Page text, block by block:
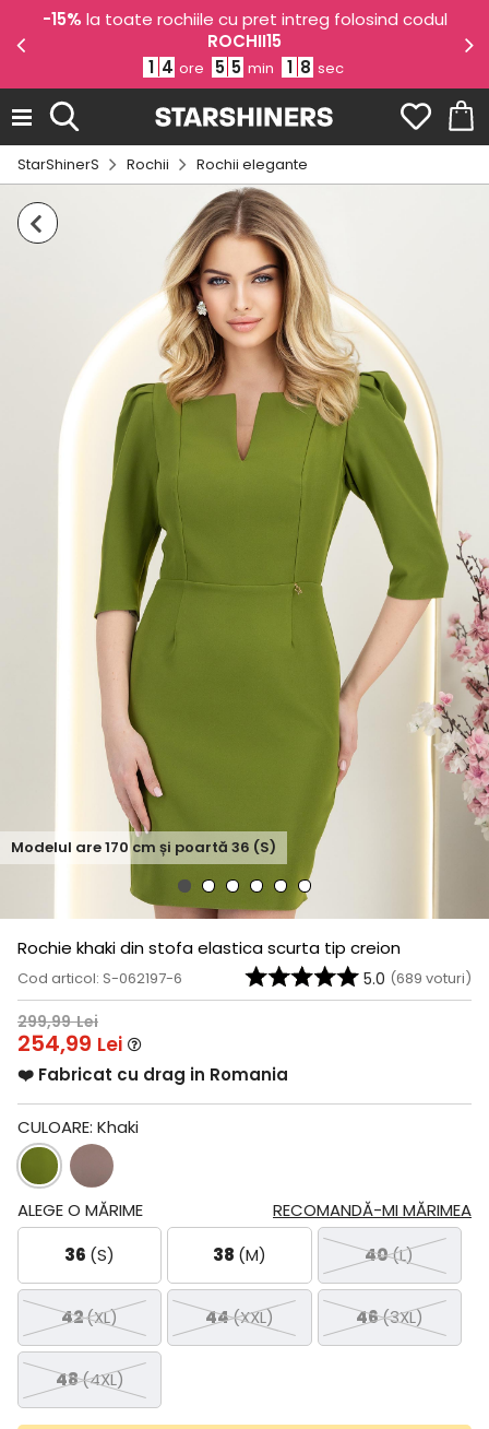
-15% la toate rochiile cu pret intreg folosind codul
ROCHII15
1 4 ore 5 5 min 1 8 sec
StarShinerS Rochii Rochii elegante
Modelul are170cm și poartă 36 (S)
Rochie khaki din stofa elastica scurta tip creion
Cod articol: S-062197-6 5.0 (689 voturi)
299,99 Lei
254,99 Lei
❤️ Fabricat cu drag in Romania
CULOARE: Khaki
RECOMANDĂ-MI MĂRIMEA
ALEGE O MĂRIME
36 (S) 38 (M) 40(L)
42(XL) 44(XXL) 46(3XL)
48(4XL)